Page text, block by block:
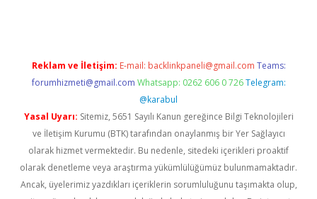
Reklam ve İletişim: E-mail: backlinkpaneli@gmail.com Teams:
forumhizmeti@gmail.com Whatsapp: 0262 606 0 726 Telegram:
@karabul
Yasal Uyarı: Sitemiz, 5651 Sayılı Kanun gereğince Bilgi Teknolojileri
ve İletişim Kurumu (BTK) tarafından onaylanmış bir Yer Sağlayıcı
olarak hizmet vermektedir. Bu nedenle, sitedeki içerikleri proaktif
olarak denetleme veya araştırma yükümlülüğümüz bulunmamaktadır.
Ancak, üyelerimiz yazdıkları içeriklerin sorumluluğunu taşımakta olup,